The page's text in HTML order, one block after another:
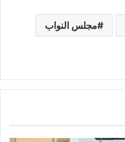
مجلس النواب